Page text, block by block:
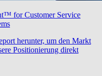
for Customer Service
herunter, um den Markt
Positionierung direkt